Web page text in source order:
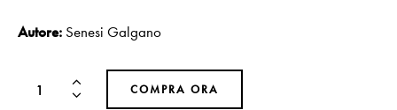
Autore: Senesi Galgano
COMPRA ORA